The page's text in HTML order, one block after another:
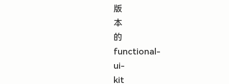
版
本
的
functional-
ui-
kit